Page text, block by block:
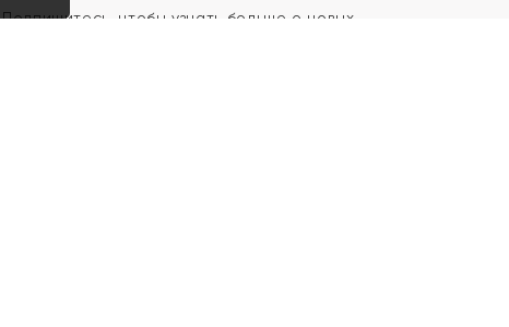
Подпишитесь, чтобы узнать больше о новых